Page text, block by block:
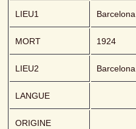
LIEU1 Barcelona
MORT 1924
LIEU2 Barcelona
LANGUE
ORIGINE